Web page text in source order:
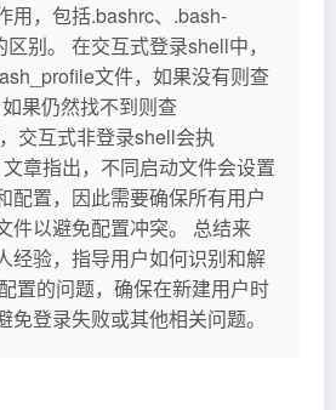
用，包括.bashrc、.bash-
别。 在交互式登录shell中，
文件，如果没有则查
果仍然找不到则查
交互式非登录shell会执
章指出，不同启动文件会设置
配置，因此需要确保所有用户
件以避免配置冲突。 总结来
经验，指导用户如何识别和解
置的问题，确保在新建用户时
免登录失败或其他相关问题。